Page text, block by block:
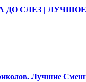
ДО СЛЕЗ | ЛУЧШОЕ
Лучшие